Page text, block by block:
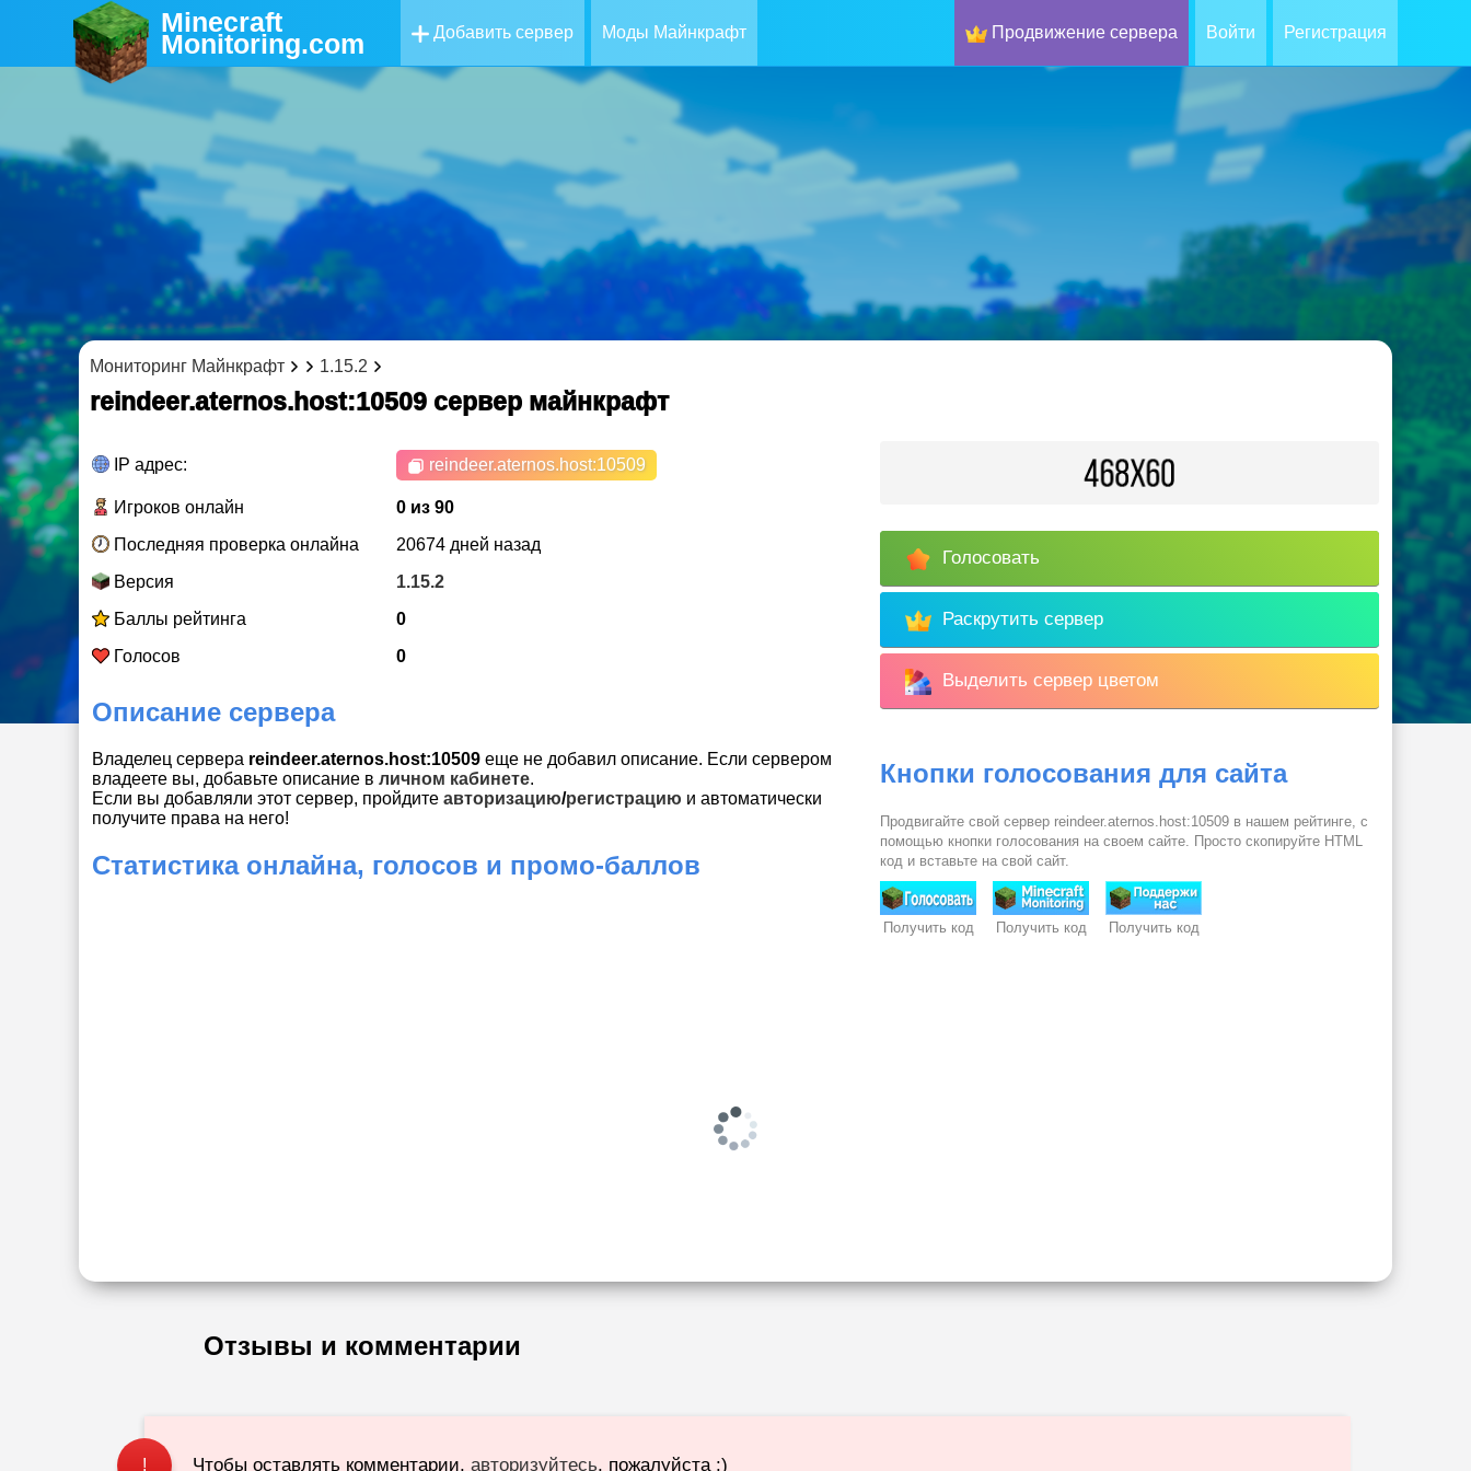
Minecraft
Monitoring.com Добавить сервер Моды Майнкрафт Продвижение сервера Войти Регистрация
Мониторинг Майнкрафт 1.15.2
reindeer.aternos.host:10509 cервер майнкрафт
IP адрес: reindeer.aternos.host:10509
Игроков онлайн
0 из 90
Последняя проверка онлайна
20674 дней назад
Версия
1.15.2
Баллы рейтинга
0
Голосов
0
Описание сервера
Владелец сервера reindeer.aternos.host:10509 еще не добавил описание. Если сервером
владеете вы, добавьте описание в личном кабинете.
Если вы добавляли этот сервер, пройдите авторизацию/регистрацию и автоматически
получите права на него!
Статистика онлайна, голосов и промо-баллов
Голосовать
Раскрутить сервер
Выделить сервер цветом
Кнопки голосования для сайта
Продвигайте свой сервер reindeer.aternos.host:10509 в нашем рейтинге, с
помощью кнопки голосования на своем сайте. Просто скопируйте HTML
код и вставьте на свой сайт.
Получить код Получить код Получить код
Отзывы и комментарии
! Чтобы оставлять комментарии,авторизуйтесь, пожалуйста :)